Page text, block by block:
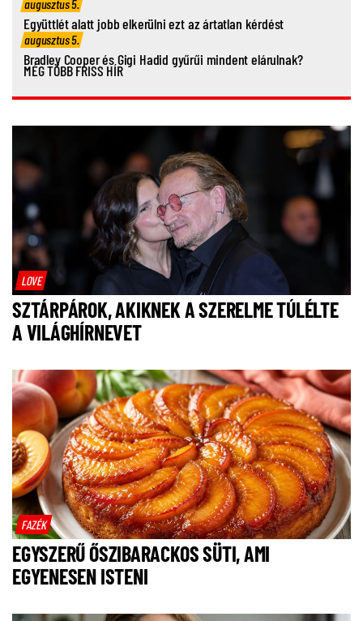
augusztus 5.
Együttlét alatt jobb elkerülni ezt az ártatlan kérdést
augusztus 5.
Bradley Cooper és Gigi Hadid gyűrűi mindent elárulnak?
MÉG TÖBB FRISS HÍR
LOVE
SZTÁRPÁROK, AKIKNEK A SZERELME TÚLÉLTE
A VILÁGHÍRNEVET
FAZÉK
EGYSZERŰ ŐSZIBARACKOS SÜTI, AMI
EGYENESEN ISTENI